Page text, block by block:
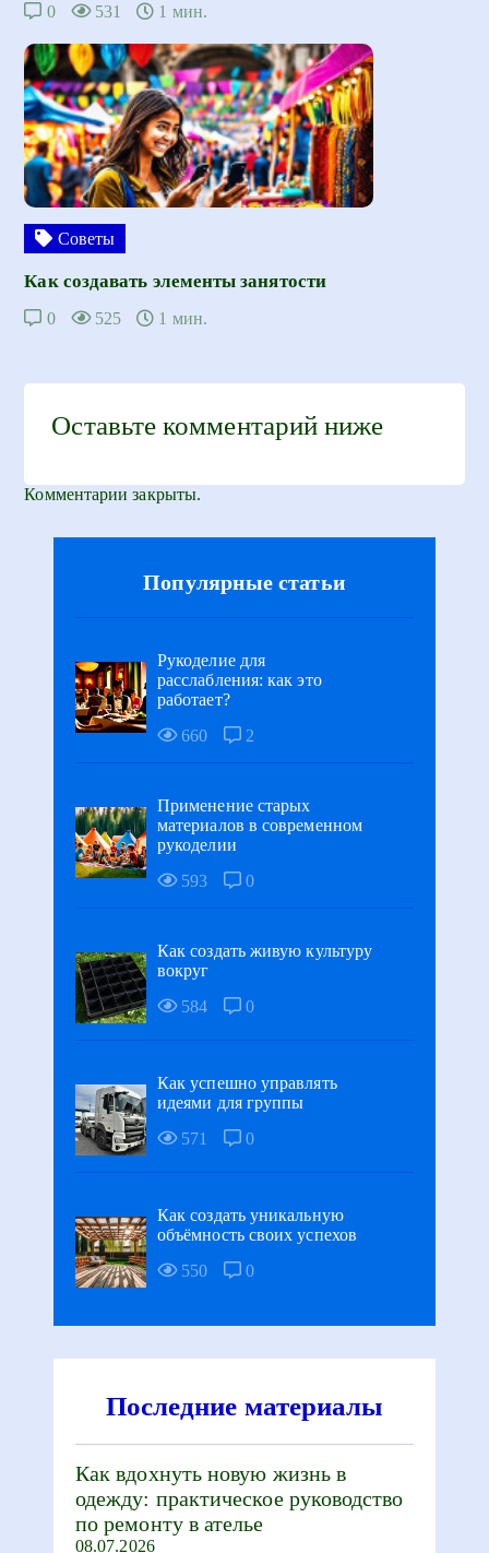
0 531 1 мин.
Советы
Как создавать элементы занятости
0 525 1 мин.
Оставьте комментарий ниже
Комментарии закрыты.
Популярные статьи
Рукоделие для
расслабления: как это
работает?
660
2
Применение старых
материалов в современном
рукоделии
593
0
Как создать живую культуру
вокруг
584
0
Как успешно управлять
идеями для группы
571
0
Как создать уникальную
объёмность своих успехов
550
0
Последние материалы
Как вдохнуть новую жизнь в
одежду: практическое руководство
по ремонту в ателье
08.07.2026